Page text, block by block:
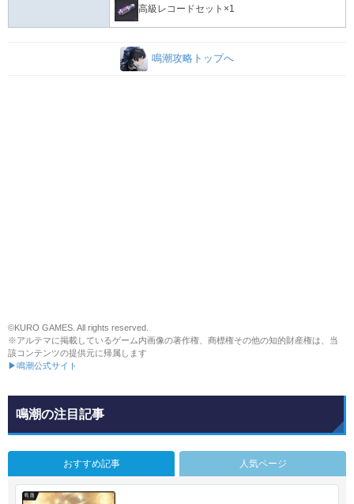
高級レコードセット×1
鳴潮攻略トップへ
©KURO GAMES. All rights reserved.
※アルテマに掲載しているゲーム内画像の著作権、商標権その他の知的財産権は、当
該コンテンツの提供元に帰属します
▶鳴潮公式サイト
鳴潮の注目記事
おすすめ記事 人気ページ